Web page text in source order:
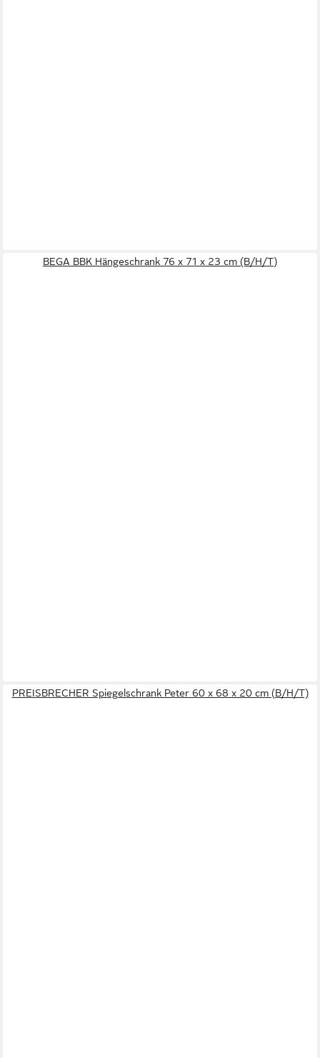
BEGA BBK Hängeschrank 76 x 71 x 23 cm (B/H/T)
PREISBRECHER Spiegelschrank Peter 60 x 68 x 20 cm (B/H/T)